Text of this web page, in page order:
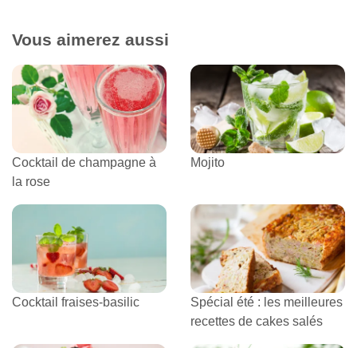
Vous aimerez aussi
Cocktail de champagne à
la rose
Mojito
Cocktail fraises-basilic
Spécial été : les meilleures
recettes de cakes salés